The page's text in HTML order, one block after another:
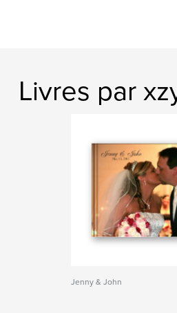
Livres par
Jenny & John